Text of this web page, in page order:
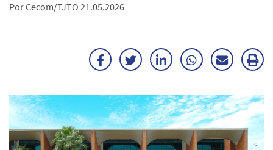
Por Cecom/TJTO 21.05.2026
FacebookTwitterLinkedInWhatsApp
Enviar
E-
mail